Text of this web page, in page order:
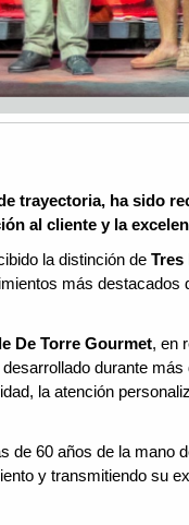
trayectoria, ha sido
al cliente y la
la distinción de Tres
más destacados
De Torre Gourmet, en
durante
la atención
de 60 años de la mano
y transmitiendo su